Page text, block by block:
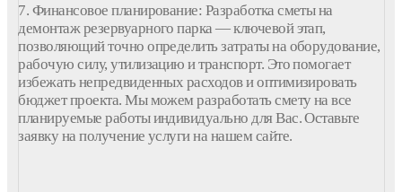
7. Финансовое планирование: Разработка сметы на
демонтаж резервуарного парка — ключевой этап,
позволяющий точно определить затраты на оборудование,
рабочую силу, утилизацию и транспорт. Это помогает
избежать непредвиденных расходов и оптимизировать
бюджет проекта. Мы можем разработать смету на все
планируемые работы индивидуально для Вас. Оставьте
заявку на получение услуги на нашем сайте.